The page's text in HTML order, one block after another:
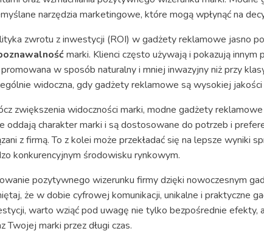
narzędzia marketingowe, które mogą wpłynąć na
zwrotu z inwestycji (ROI) w gadżety reklamowe jasno
marki. Klienci często używają i pokazują
w sposób naturalny i mniej inwazyjny niż przy
widoczna, gdy gadżety reklamowe są wysokiej
zwiększenia widoczności marki, modne gadżety
oddają charakter marki i są dostosowane do potrzeb i
z firmą. To z kolei może przekładać się na lepsze wyniki
konkurencyjnym środowisku rynkowym.
pozytywnego wizerunku firmy dzięki nowoczesnym
że w dobie cyfrowej komunikacji, unikalne i praktyczne
warto wziąć pod uwagę nie tylko bezpośrednie efekty,
Twojej marki przez długi czas.